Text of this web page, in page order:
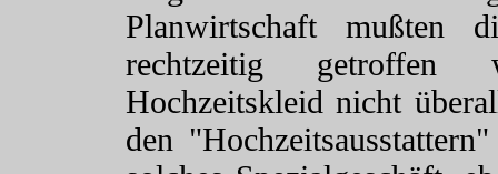
Planwirtschaft mußten
rechtzeitig
Hochzeitskleid nicht
den